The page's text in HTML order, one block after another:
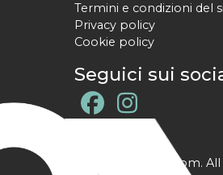
Termini e condizioni del
Privacy policy
Cookie policy
Seguici sui
@ YPtrainer.com.